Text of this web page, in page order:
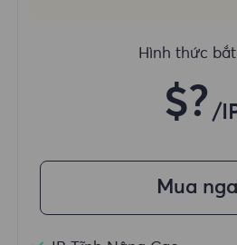
Hình thức
$? /
Mua